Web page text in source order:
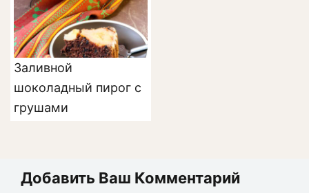
Заливной
шоколадный пирог с
грушами
Добавить Ваш Комментарий